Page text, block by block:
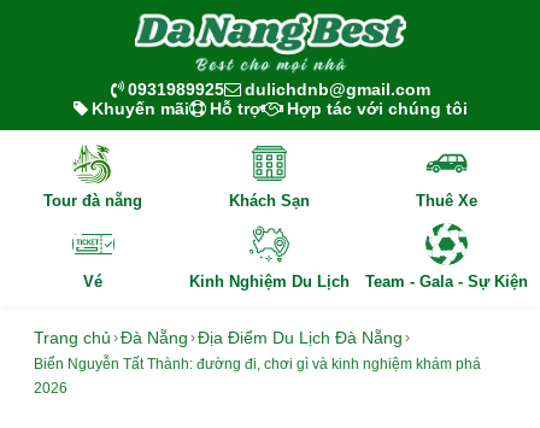
0931989925
dulichdnb@gmail.com
Khuyến mãi
Hỗ trợ Hợp tác với chúng tôi
Tour đà nẵng Khách Sạn Thuê Xe
Vé Kinh Nghiệm Du Lịch Team - Gala - Sự Kiện
Trang chủ ›Đà Nẵng ›Địa Điểm Du Lịch Đà Nẵng ›
Biển Nguyễn Tất Thành: đường đi, chơi gì và kinh nghiệm khám phá
2026